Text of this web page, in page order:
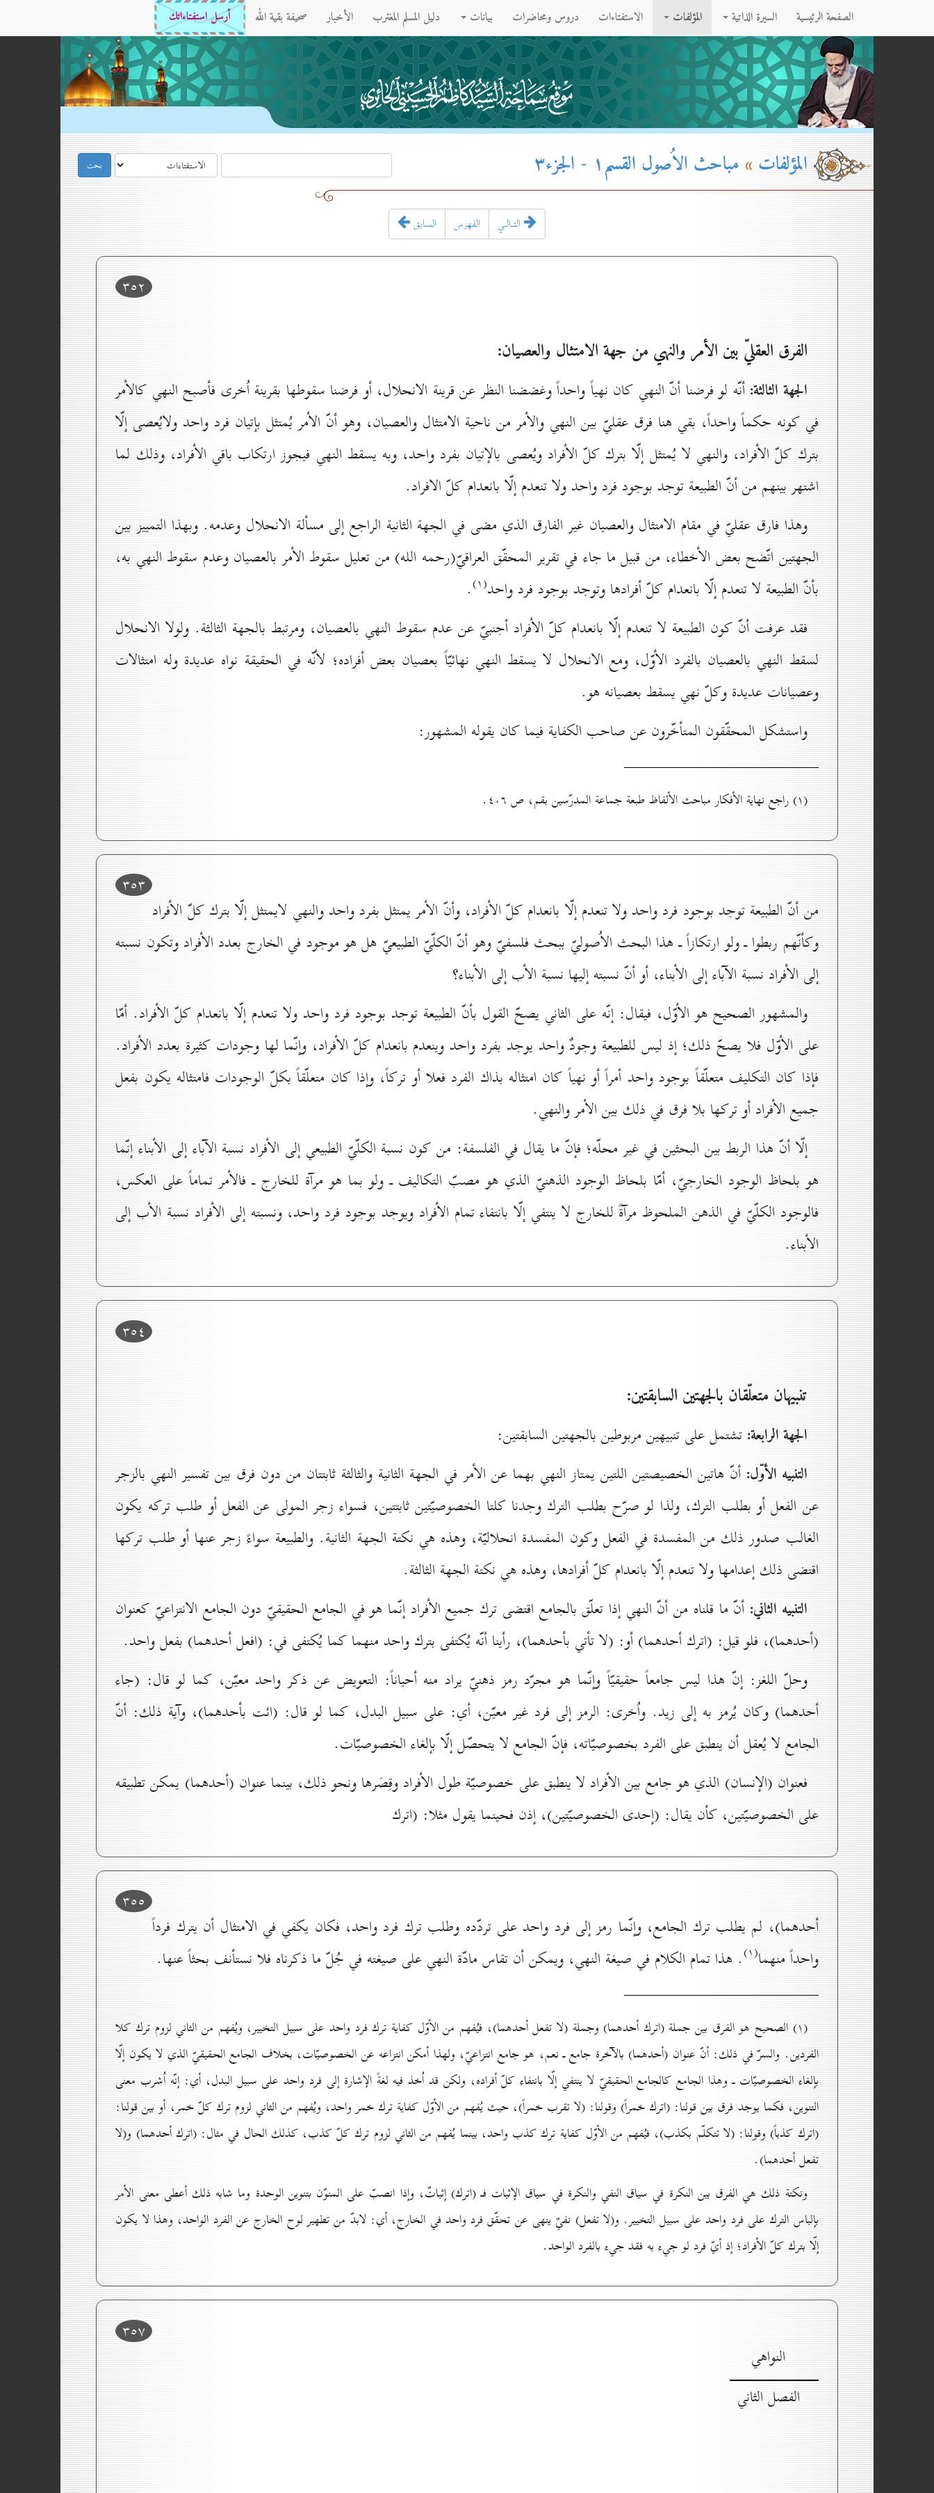
الصفحة الرئيسية السيرة الذاتية المؤلفات الاستفتاءات دروس ومحاضرات بيانات دليل المسلم المغترب الأخبار صحيفة بقية الله أرسل استفتاءاتك
المؤلفات»مباحث الاُصول القسم۱ - الجزء۳
السابق الفهرس التـالـي
۳٥۲
الفرق العقليّ بين الأمر والنهي من جهة الامتثال والعصيان:
الجهة الثالثة: أنّه لو فرضنا أنّ النهي كان نهياً واحداً وغضضنا النظر عن قرينة الانحلال، أو فرضنا سقوطها بقرينة اُخرى فأصبح النهي كالأمر
في كونه حكماً واحداً، بقي هنا فرق عقليّ بين النهي والأمر من ناحية الامتثال والعصيان، وهو أنّ الأمر يُمتثل بإتيان فرد واحد ولايُعصى إلّا
بترك كلّ الأفراد، والنهي لا يُمتثل إلّا بترك كلّ الأفراد ويُعصى بالإتيان بفرد واحد، وبه يسقط النهي فيجوز ارتكاب باقي الأفراد، وذلك لما
اشتهر بينهم من أنّ الطبيعة توجد بوجود فرد واحد ولا تنعدم إلّا بانعدام كلّ الافراد.
وهذا فارق عقليّ في مقام الامتثال والعصيان غير الفارق الذي مضى في الجهة الثانية الراجع إلى مسألة الانحلال وعدمه. وبهذا التمييز بين
الجهتين اتّضح بعض الأخطاء، من قبيل ما جاء في تقرير المحقّق العراقيّ(رحمه الله) من تعليل سقوط الأمر بالعصيان وعدم سقوط النهي به،
بأنّ الطبيعة لا تنعدم إلّا بانعدام كلّ أفرادها وتوجد بوجود فرد واحد(۱)
.
فقد عرفت أنّ كون الطبيعة لا تنعدم إلّا بانعدام كلّ الأفراد أجنبيّ عن عدم سقوط النهي بالعصيان، ومرتبط بالجهة الثالثة. ولولا الانحلال
لسقط النهي بالعصيان بالفرد الأوّل، ومع الانحلال لا يسقط النهي نهائيّاً بعصيان بعض أفراده؛ لأنّه في الحقيقة نواه عديدة وله امتثالات
وعصيانات عديدة وكلّ نهي يسقط بعصيانه هو.
واستشكل المحقّقون المتأخّرون عن صاحب الكفاية فيما كان يقوله المشهور:
(۱) راجع نهاية الأفكار مباحث الألفاظ طبعة جماعة المدرّسين بقم، ص ٤٠٦.
۳٥۳
من أنّ الطبيعة توجد بوجود فرد واحد ولا تنعدم إلّا بانعدام كلّ الأفراد، وأنّ الأمر يمتثل بفرد واحد والنهي لايمتثل إلّا بترك كلّ الأفراد
وكأنّهم ربطوا ـ ولو ارتكازاً ـ هذا البحث الاُصوليّ ببحث فلسفيّ وهو أنّ الكلّيّ الطبيعيّ هل هو موجود في الخارج بعدد الأفراد وتكون نسبته
إلى الأفراد نسبة الآباء إلى الأبناء، أو أنّ نسبته إليها نسبة الأب إلى الأبناء؟
والمشهور الصحيح هو الأوّل، فيقال: إنّه على الثاني يصحّ القول بأنّ الطبيعة توجد بوجود فرد واحد ولا تنعدم إلّا بانعدام كلّ الأفراد. أمّا
على الأوّل فلا يصحّ ذلك؛ إذ ليس للطبيعة وجودٌ واحد يوجد بفرد واحد وينعدم بانعدام كلّ الأفراد، وإنّما لها وجودات كثيرة بعدد الأفراد.
فإذا كان التكليف متعلّقاً بوجود واحد أمراً أو نهياً كان امتثاله بذاك الفرد فعلا أو تركاً، وإذا كان متعلّقاً بكلّ الوجودات فامتثاله يكون بفعل
جميع الأفراد أو تركها بلا فرق في ذلك بين الأمر والنهي.
إلّا أنّ هذا الربط بين البحثين في غير محلّه؛ فإنّ ما يقال في الفلسفة: من كون نسبة الكلّيّ الطبيعي إلى الأفراد نسبة الآباء إلى الأبناء إنّما
هو بلحاظ الوجود الخارجيّ، أمّا بلحاظ الوجود الذهنيّ الذي هو مصبّ التكاليف ـ ولو بما هو مرآة للخارج ـ فالأمر تماماً على العكس،
فالوجود الكلّيّ في الذهن الملحوظ مرآةً للخارج لا ينتفي إلّا بانتفاء تمام الأفراد ويوجد بوجود فرد واحد، ونسبته إلى الأفراد نسبة الأب إلى
الأبناء.
۳٥٤
تنبيهان متعلّقان بالجهتين السابقتين:
الجهة الرابعة: تشتمل على تنبيهين مربوطين بالجهتين السابقتين:
التنبيه الأوّل: أنّ هاتين الخصيصتين اللتين يمتاز النهي بهما عن الأمر في الجهة الثانية والثالثة ثابتتان من دون فرق بين تفسير النهي بالزجر
عن الفعل أو بطلب الترك، ولذا لو صرّح بطلب الترك وجدنا كلتا الخصوصيّتين ثابتتين، فسواء زجر المولى عن الفعل أو طلب تركه يكون
الغالب صدور ذلك من المفسدة في الفعل وكون المفسدة انحلاليّة، وهذه هي نكتة الجهة الثانية. والطبيعة سواءً زجر عنها أو طلب تركها
اقتضى ذلك إعدامها ولا تنعدم إلّا بانعدام كلّ أفرادها، وهذه هي نكتة الجهة الثالثة.
التنبيه الثاني: أنّ ما قلناه من أنّ النهي إذا تعلّق بالجامع اقتضى ترك جميع الأفراد إنّما هو في الجامع الحقيقيّ دون الجامع الانتزاعيّ كعنوان
(أحدهما)، فلو قيل: (اترك أحدهما) أو: (لا تأتي بأحدهما)، رأينا أنّه يُكتفى بترك واحد منهما كما يُكتفى في: (افعل أحدهما) بفعل واحد.
وحلّ اللغز: إنّ هذا ليس جامعاً حقيقيّاً وإنّما هو مجرّد رمز ذهنيّ يراد منه أحياناً: التعويض عن ذكر واحد معيّن، كما لو قال: (جاء
أحدهما) وكان يُرمز به إلى زيد. واُخرى: الرمز إلى فرد غير معيّن، أي: على سبيل البدل، كما لو قال: (ائت بأحدهما)، وآية ذلك: أنّ
الجامع لا يُعقل أن ينطبق على الفرد بخصوصيّاته، فإنّ الجامع لا يتحصّل إلّا بإلغاء الخصوصيّات.
فعنوان (الإنسان) الذي هو جامع بين الأفراد لا ينطبق على خصوصيّة طول الأفراد وقِصَرها ونحو ذلك، بينما عنوان (أحدهما) يمكن تطبيقه
على الخصوصيّتين، كأن يقال: (إحدى الخصوصيّتين)، إذن فحينما يقول مثلا: (اترك
۳٥٥
أحدهما)، لم يطلب ترك الجامع، وإنّما رمز إلى فرد واحد على تردّده وطلب ترك فرد واحد، فكان يكفي في الامتثال أن يترك فرداً
واحداً منهما(۱) . هذا تمام الكلام في صيغة النهي، ويمكن أن تقاس مادّة النهي على صيغته في جُلّ ما ذكرناه فلا نستأنف بحثاً عنها.
(۱) الصحيح هو الفرق بين جملة (اترك أحدهما) وجملة (لا تفعل أحدهما)، فيُفهم من الأوّل كفاية ترك فرد واحد على سبيل التخيير، ويُفهم من الثاني لزوم ترك كلا
الفردين. والسرّ في ذلك: أنّ عنوان (أحدهما) بالآخرة جامع ـ نعم، هو جامع انتزاعيّ، ولهذا أمكن انتزاعه عن الخصوصيّات، بخلاف الجامع الحقيقيّ الذي لا يكون إلّا
بإلغاء الخصوصيّات ـ وهذا الجامع كالجامع الحقيقيّ لا ينتفي إلّا بانتفاء كلّ أفراده، ولكن قد اُخذ فيه لغةً الإشارة إلى فرد واحد على سبيل البدل، أي: إنّه اُشرب معنى
التنوين، فكما يوجد فرق بين قولنا: (اترك خمراً) وقولنا: (لا تقرب خمراً)، حيث يُفهم من الأوّل كفاية ترك خمر واحد، ويُفهم من الثاني لزوم ترك كلّ خمر، أو بين قولنا:
(اترك كذباً) وقولنا: (لا تتكلّم بكذب)، فيُفهم من الأوّل كفاية ترك كذب واحد، بينما يُفهم من الثاني لزوم ترك كلّ كذب، كذلك الحال في مثال: (اترك أحدهما) و(لا
تفعل أحدهما).
ونكتة ذلك هي الفرق بين النكرة في سياق النفي والنكرة في سياق الإثبات فـ (اترك) إثباتٌ، وإذا انصبّ على المنوّن بتنوين الوحدة وما شابه ذلك أعطى معنى الأمر
بإلباس الترك على فرد واحد على سبيل التخيير. و(لا تفعل) نفيٌ ينهى عن تحقّق فرد واحد في الخارج، أي: لابدّ من تطهير لوح الخارج عن الفرد الواحد، وهذا لا يكون
إلّا بترك كلّ الأفراد؛ إذ أيّ فرد لو جيء به فقد جيء بالفرد الواحد.
۳٥۷
النواهي
الفصل الثاني